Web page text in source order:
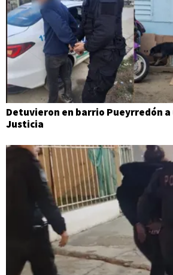
Detuvieron en barrio Pueyrredón a
Justicia